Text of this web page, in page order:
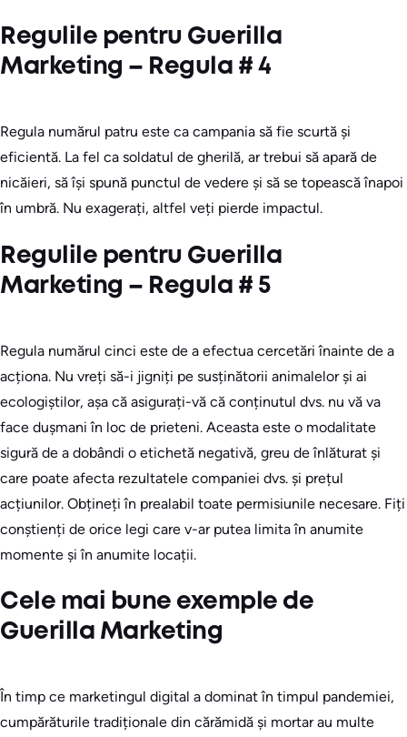
Regulile pentru Guerilla
Marketing – Regula # 4
Regula numărul patru este ca campania să fie scurtă și
eficientă. La fel ca soldatul de gherilă, ar trebui să apară de
nicăieri, să își spună punctul de vedere și să se topească înapoi
în umbră. Nu exagerați, altfel veți pierde impactul.
Regulile pentru Guerilla
Marketing – Regula # 5
Regula numărul cinci este de a efectua cercetări înainte de a
acționa. Nu vreți să-i jigniți pe susținătorii animalelor și ai
ecologiștilor, așa că asigurați-vă că conținutul dvs. nu vă va
face dușmani în loc de prieteni. Aceasta este o modalitate
sigură de a dobândi o etichetă negativă, greu de înlăturat și
care poate afecta rezultatele companiei dvs. și prețul
acțiunilor. Obțineți în prealabil toate permisiunile necesare. Fiți
conștienți de orice legi care v-ar putea limita în anumite
momente și în anumite locații.
Cele mai bune exemple de
Guerilla Marketing
În timp ce marketingul digital a dominat în timpul pandemiei,
cumpărăturile tradiționale din cărămidă și mortar au multe